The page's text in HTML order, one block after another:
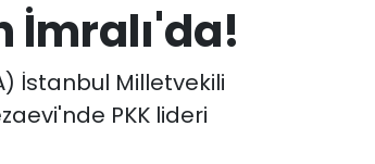
İmralı'da!
İstanbul Milletvekili
PKK lideri